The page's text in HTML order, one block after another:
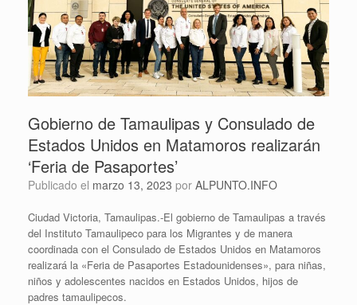
Gobierno de Tamaulipas y Consulado de
Estados Unidos en Matamoros realizarán
‘Feria de Pasaportes’
Publicado el marzo 13, 2023 por ALPUNTO.INFO
Ciudad Victoria, Tamaulipas.-El gobierno de Tamaulipas a través
del Instituto Tamaulipeco para los Migrantes y de manera
coordinada con el Consulado de Estados Unidos en Matamoros
realizará la «Feria de Pasaportes Estadounidenses», para niñas,
niños y adolescentes nacidos en Estados Unidos, hijos de
padres tamaulipecos.